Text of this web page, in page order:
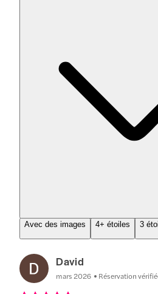
Avec des images 4+ étoiles 3
David
mars 2026 Réservation